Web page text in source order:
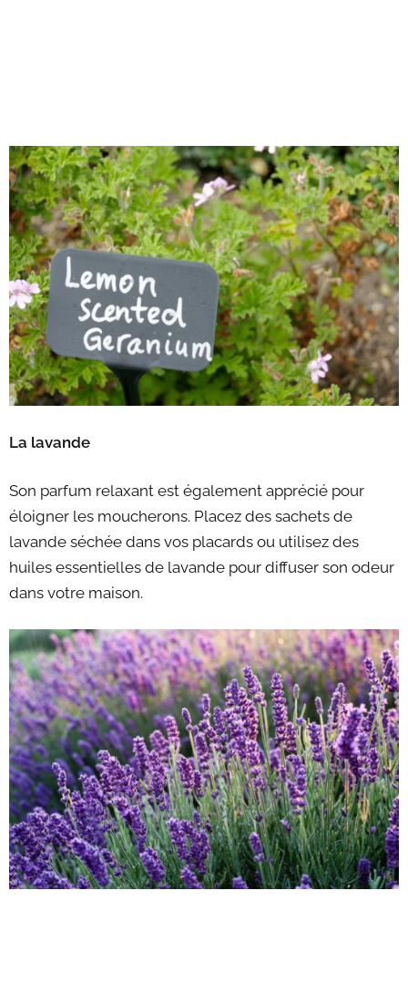
La lavande
Son parfum relaxant est également apprécié pour
éloigner les moucherons. Placez des sachets de
lavande séchée dans vos placards ou utilisez des
huiles essentielles de lavande pour diffuser son odeur
dans votre maison.